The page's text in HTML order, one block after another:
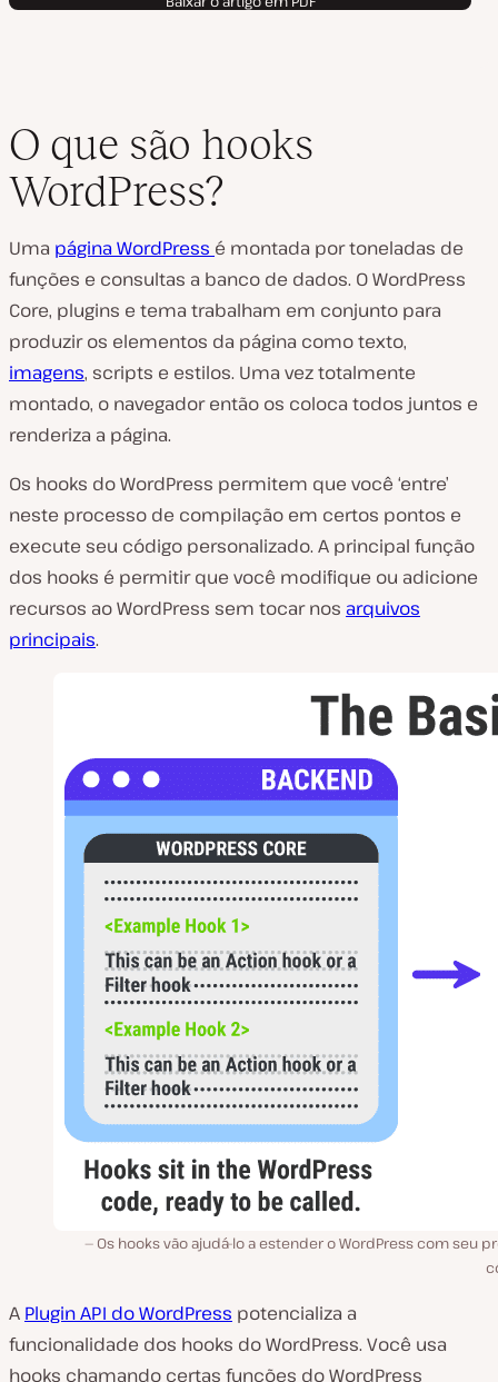
O que são hooks
WordPress?
Uma página WordPress é montada por toneladas de
funções e consultas a banco de dados. O WordPress
Core, plugins e tema trabalham em conjunto para
produzir os elementos da página como texto,
imagens, scripts e estilos. Uma vez totalmente
montado, o navegador então os coloca todos juntos e
renderiza a página.
Os hooks do WordPress permitem que você ‘entre’
neste processo de compilação em certos pontos e
execute seu código personalizado. A principal função
dos hooks é permitir que você modifique ou adicione
recursos ao WordPress sem tocar nos arquivos
principais.
Os hooks vão ajudá-lo a estender o WordPress com seu
A Plugin API do WordPress potencializa a
funcionalidade dos hooks do WordPress. Você usa
hooks chamando certas funções do WordPress